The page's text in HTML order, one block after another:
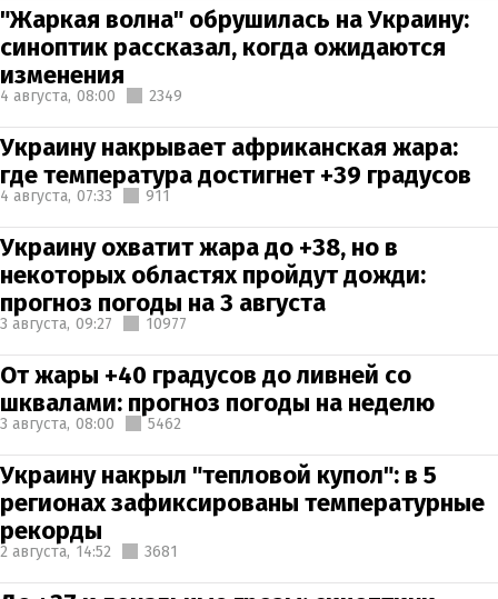
"Жаркая волна" обрушилась на Украину:
синоптик рассказал, когда ожидаются
изменения
4 августа, 08:00 2349
Украину накрывает африканская жара:
где температура достигнет +39 градусов
4 августа, 07:33 911
Украину охватит жара до +38, но в
некоторых областях пройдут дожди:
прогноз погоды на 3 августа
3 августа, 09:27 10977
От жары +40 градусов до ливней со
шквалами: прогноз погоды на неделю
3 августа, 08:00 5462
Украину накрыл "тепловой купол": в 5
регионах зафиксированы температурные
рекорды
2 августа, 14:52 3681